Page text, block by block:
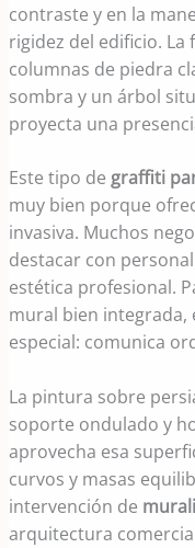
contraste y en la
rigidez del edificio.
columnas de piedra
sombra y un árbol
proyecta una
Este tipo degraffiti
muy bien porque
invasiva. Muchos
destacar con
estética profesional.
mural bien integrada,
especial: comunica
La pintura sobre
soporte ondulado y
aprovecha esa
curvos y masas
intervención de
arquitectura